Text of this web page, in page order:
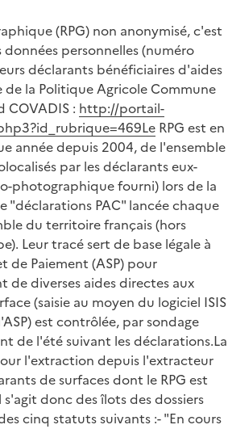
(RPG) non anonymisé, c'est
personnelles (numéro
déclarants bénéficiaires d'aides
de la Politique Agricole Commune
COVADIS : http://portail-
RPG est en
année depuis 2004, de l'ensemble
par les déclarants eux-
photographique fourni) lors de la
"déclarations PAC" lancée chaque
du territoire français (hors
Leur tracé sert de base légale à
de Paiement (ASP) pour
de diverses aides directes aux
(saisie au moyen du logiciel ISIS
est contrôlée, par sondage
de l'été suivant les déclarations.La
l'extraction depuis l'extracteur
de surfaces dont le RPG est
donc des îlots des dossiers
cinq statuts suivants :- "En cours